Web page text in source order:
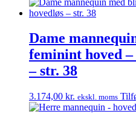
Dame
feminint hoved
– str. 38
3.174,00 kr. ekskl. moms